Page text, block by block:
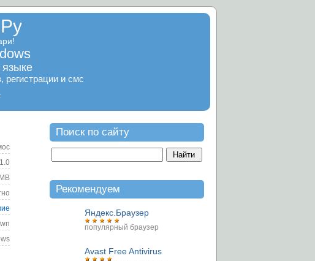
и смс
1.0
Поиск по сайту
Рекомендуем
Яндекс.Браузер
популярный браузер
Avast Free Antivirus